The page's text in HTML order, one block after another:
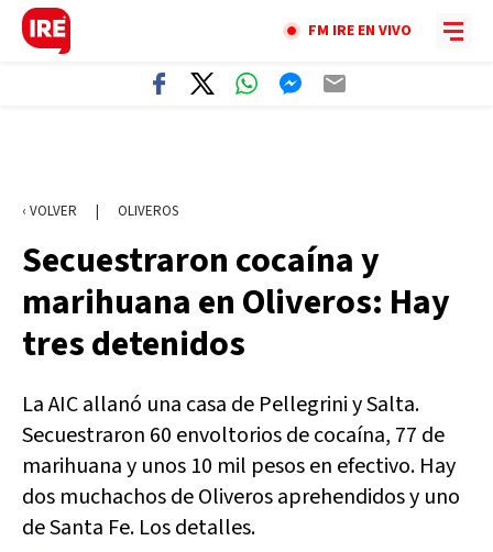
FM IRE EN VIVO
‹ VOLVER | OLIVEROS
Secuestraron cocaína y
marihuana en Oliveros: Hay
tres detenidos
La AIC allanó una casa de Pellegrini y Salta.
Secuestraron 60 envoltorios de cocaína, 77 de
marihuana y unos 10 mil pesos en efectivo. Hay
dos muchachos de Oliveros aprehendidos y uno
de Santa Fe. Los detalles.